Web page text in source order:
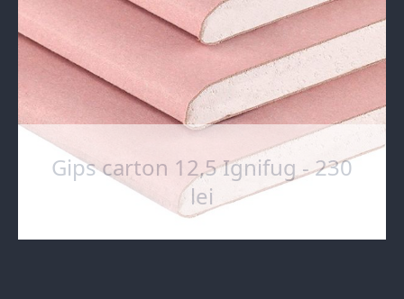
Gips carton 12,5 Ignifug - 230
lei